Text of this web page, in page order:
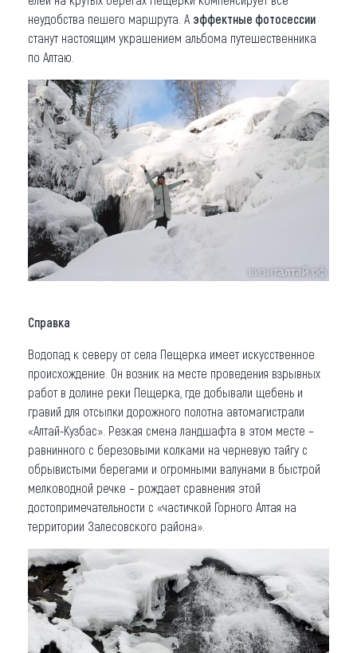
неудобства пешего маршрута. А эффектные фотосессии
станут настоящим украшением альбома путешественника
по Алтаю.
Справка
Водопад к северу от села Пещерка имеет искусственное
происхождение. Он возник на месте проведения взрывных
работ в долине реки Пещерка, где добывали щебень и
гравий для отсыпки дорожного полотна автомагистрали
«Алтай-Кузбас». Резкая смена ландшафта в этом месте –
равнинного с березовыми колками на черневую тайгу с
обрывистыми берегами и огромными валунами в быстрой
мелководной речке – рождает сравнения этой
достопримечательности с «частичкой Горного Алтая на
территории Залесовского района».